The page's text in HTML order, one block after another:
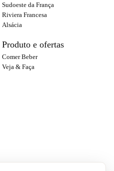
Sudoeste da França
Riviera Francesa
Alsácia
Produto e ofertas
Comer Beber
Veja & Faça